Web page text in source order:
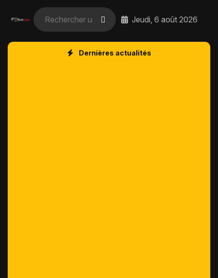
Jeudi, 6 août 2026
Dernières actualités